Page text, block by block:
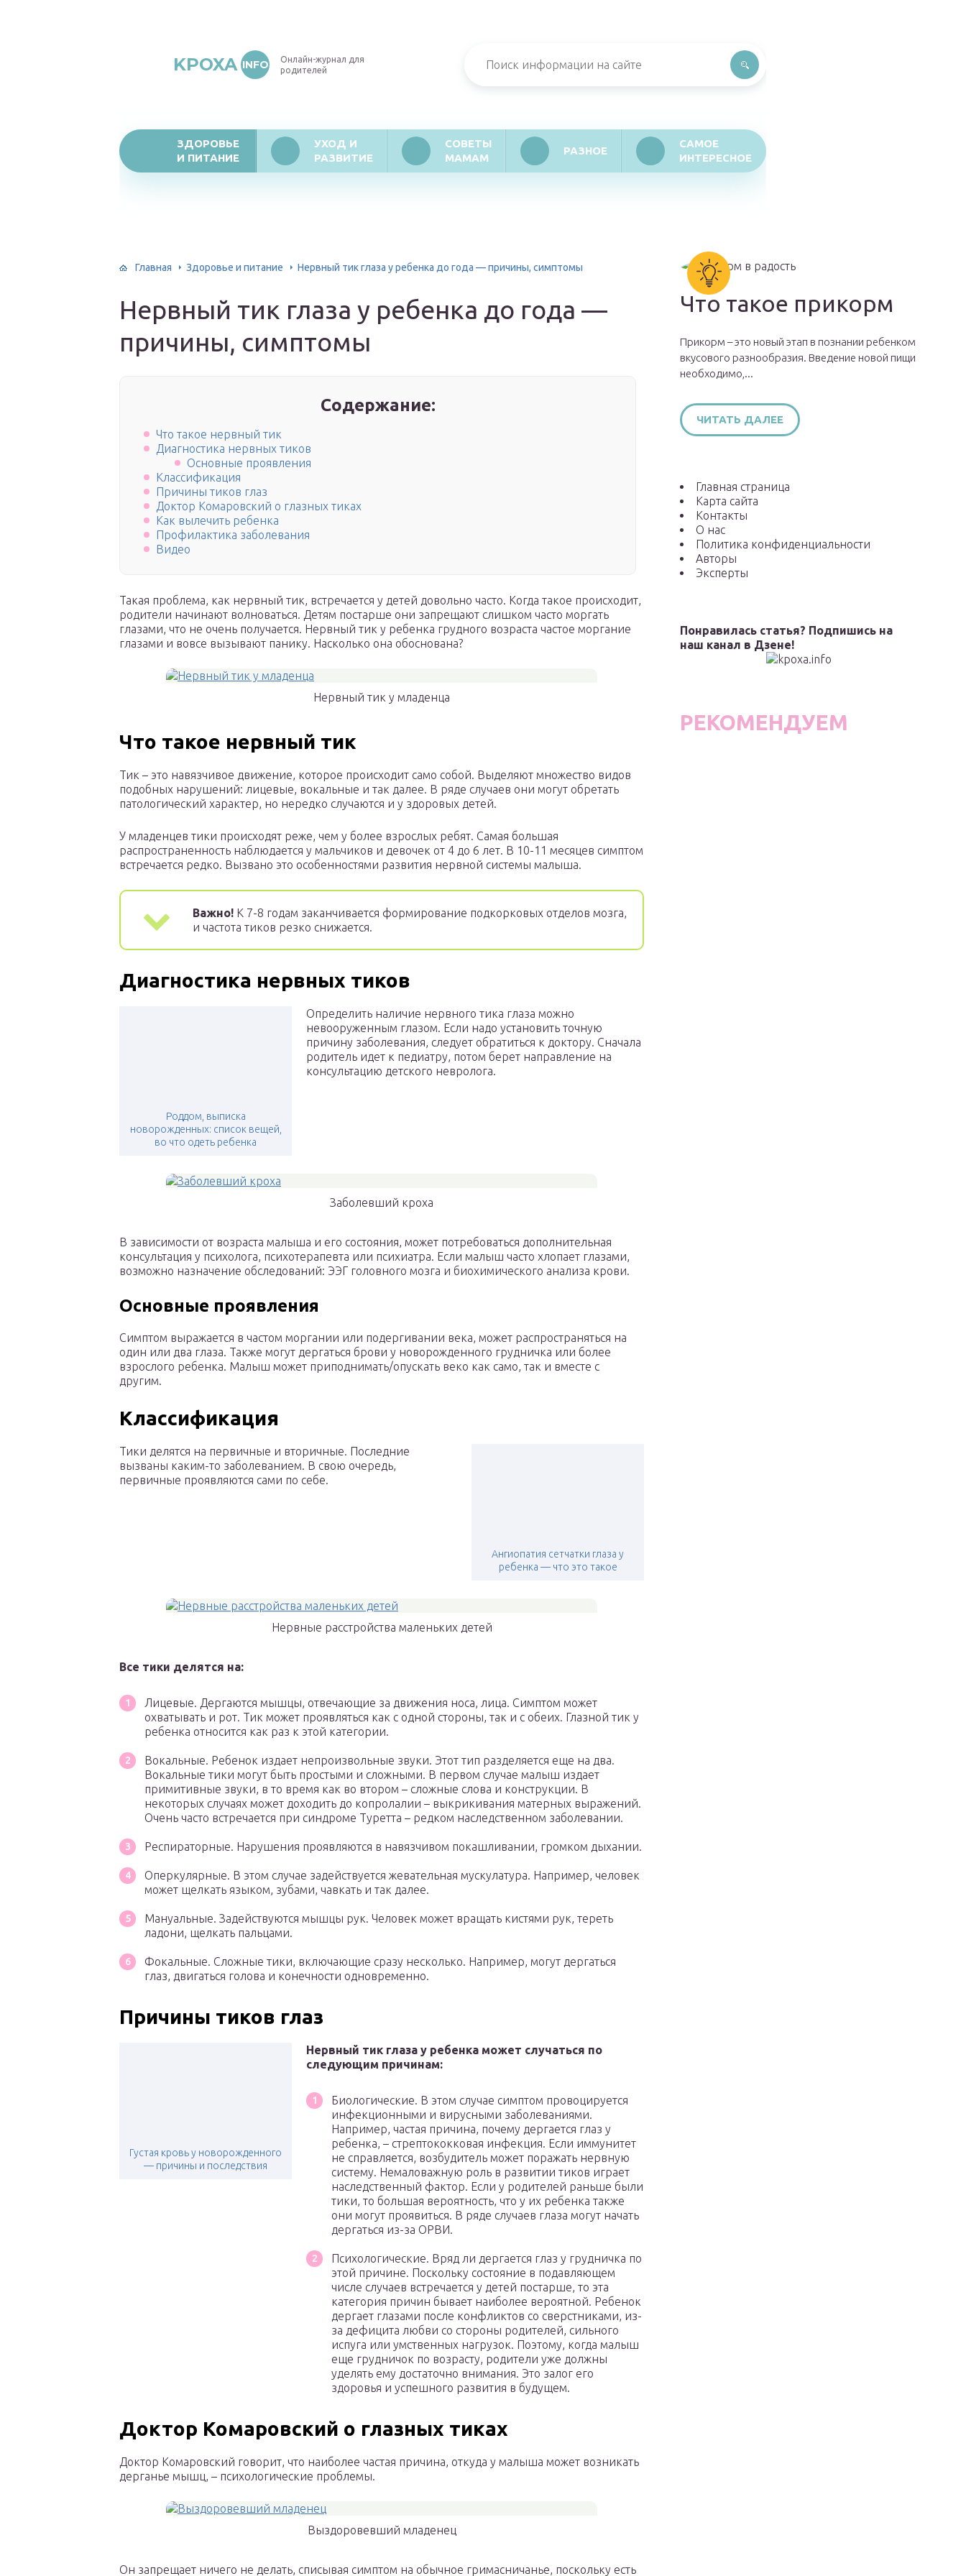
KPOXA INFO
Онлайн-журнал для
родителей
ЗДОРОВЬЕ
И ПИТАНИЕ
УХОД И
РАЗВИТИЕ
СОВЕТЫ
МАМАМ
РАЗНОЕ
САМОЕ
ИНТЕРЕСНОЕ
Главная Здоровье и питание Нервный тик глаза у ребенка до года — причины, симптомы
Нервный тик глаза у ребенка до года —
причины, симптомы
Содержание:
Что такое нервный тик
Диагностика нервных тиков
Основные проявления
Классификация
Причины тиков глаз
Доктор Комаровский о глазных тиках
Как вылечить ребенка
Профилактика заболевания
Видео
Такая проблема, как нервный тик, встречается у детей довольно часто. Когда такое происходит,
родители начинают волноваться. Детям постарше они запрещают слишком часто моргать
глазами, что не очень получается. Нервный тик у ребенка грудного возраста частое моргание
глазами и вовсе вызывают панику. Насколько она обоснована?
Нервный тик у младенца
Что такое нервный тик
Тик – это навязчивое движение, которое происходит само собой. Выделяют множество видов
подобных нарушений: лицевые, вокальные и так далее. В ряде случаев они могут обретать
патологический характер, но нередко случаются и у здоровых детей.
У младенцев тики происходят реже, чем у более взрослых ребят. Самая большая
распространенность наблюдается у мальчиков и девочек от 4 до 6 лет. В 10-11 месяцев симптом
встречается редко. Вызвано это особенностями развития нервной системы малыша.
Важно! К 7-8 годам заканчивается формирование подкорковых отделов мозга,
и частота тиков резко снижается.
Диагностика нервных тиков
Роддом, выписка
новорожденных: список вещей,
во что одеть ребенка
Определить наличие нервного тика глаза можно
невооруженным глазом. Если надо установить точную
причину заболевания, следует обратиться к доктору. Сначала
родитель идет к педиатру, потом берет направление на
консультацию детского невролога.
Заболевший кроха
В зависимости от возраста малыша и его состояния, может потребоваться дополнительная
консультация у психолога, психотерапевта или психиатра. Если малыш часто хлопает глазами,
возможно назначение обследований: ЭЭГ головного мозга и биохимического анализа крови.
Основные проявления
Симптом выражается в частом моргании или подергивании века, может распространяться на
один или два глаза. Также могут дергаться брови у новорожденного грудничка или более
взрослого ребенка. Малыш может приподнимать/опускать веко как само, так и вместе с
другим.
Классификация
Ангиопатия сетчатки глаза у
ребенка — что это такое
Тики делятся на первичные и вторичные. Последние
вызваны каким-то заболеванием. В свою очередь,
первичные проявляются сами по себе.
Нервные расстройства маленьких детей
Все тики делятся на:
Лицевые. Дергаются мышцы, отвечающие за движения носа, лица. Симптом может
охватывать и рот. Тик может проявляться как с одной стороны, так и с обеих. Глазной тик у
ребенка относится как раз к этой категории.
Вокальные. Ребенок издает непроизвольные звуки. Этот тип разделяется еще на два.
Вокальные тики могут быть простыми и сложными. В первом случае малыш издает
примитивные звуки, в то время как во втором – сложные слова и конструкции. В
некоторых случаях может доходить до копролалии – выкрикивания матерных выражений.
Очень часто встречается при синдроме Туретта – редком наследственном заболевании.
Респираторные. Нарушения проявляются в навязчивом покашливании, громком дыхании.
Оперкулярные. В этом случае задействуется жевательная мускулатура. Например, человек
может щелкать языком, зубами, чавкать и так далее.
Мануальные. Задействуются мышцы рук. Человек может вращать кистями рук, тереть
ладони, щелкать пальцами.
Фокальные. Сложные тики, включающие сразу несколько. Например, могут дергаться
глаз, двигаться голова и конечности одновременно.
Причины тиков глаз
Густая кровь у новорожденного
— причины и последствия
Нервный тик глаза у ребенка может случаться по
следующим причинам:
Биологические. В этом случае симптом провоцируется
инфекционными и вирусными заболеваниями.
Например, частая причина, почему дергается глаз у
ребенка, – стрептококковая инфекция. Если иммунитет
не справляется, возбудитель может поражать нервную
систему. Немаловажную роль в развитии тиков играет
наследственный фактор. Если у родителей раньше были
тики, то большая вероятность, что у их ребенка также
они могут проявиться. В ряде случаев глаза могут начать
дергаться из-за ОРВИ.
Психологические. Вряд ли дергается глаз у грудничка по
этой причине. Поскольку состояние в подавляющем
числе случаев встречается у детей постарше, то эта
категория причин бывает наиболее вероятной. Ребенок
дергает глазами после конфликтов со сверстниками, из-
за дефицита любви со стороны родителей, сильного
испуга или умственных нагрузок. Поэтому, когда малыш
еще грудничок по возрасту, родители уже должны
уделять ему достаточно внимания. Это залог его
здоровья и успешного развития в будущем.
Доктор Комаровский о глазных тиках
Доктор Комаровский говорит, что наиболее частая причина, откуда у малыша может возникать
дерганье мышц, – психологические проблемы.
Выздоровевший младенец
Он запрещает ничего не делать, списывая симптом на обычное гримасничанье, поскольку есть
Что такое прикорм
Прикорм – это новый этап в познании ребенком
вкусового разнообразия. Введение новой пищи
необходимо,...
ЧИТАТЬ ДАЛЕЕ
Главная страница
Карта сайта
Контакты
О нас
Политика конфиденциальности
Авторы
Эксперты
Понравилась статья? Подпишись на
наш канал в Дзене!
РЕКОМЕНДУЕМ